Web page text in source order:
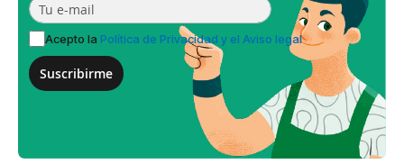
Acepto la Política de Privacidad y el Aviso legal
Suscribirme